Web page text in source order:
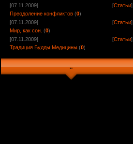
[07.11.2009]
[Статьи]
Преодоление конфликтов (0)
[07.11.2009]
[Статьи]
Мир, как сон. (0)
[07.11.2009]
[Статьи]
Традиция Будды Медицины (0)
..